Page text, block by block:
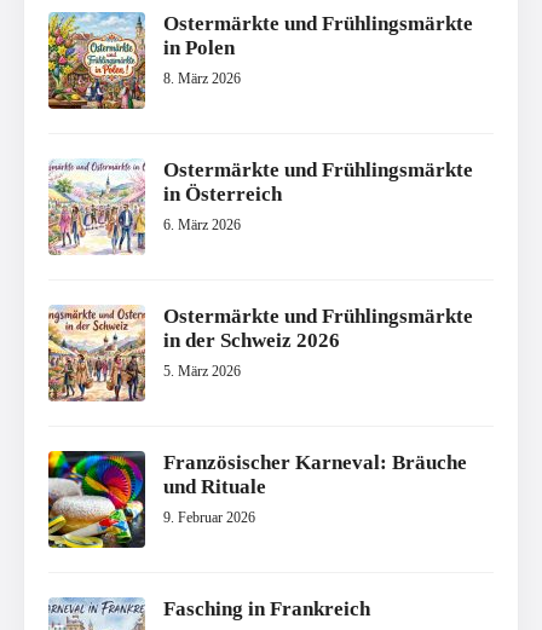
Ostermärkte und Frühlingsmärkte
in Polen
8. März 2026
Ostermärkte und Frühlingsmärkte
in Österreich
6. März 2026
Ostermärkte und Frühlingsmärkte
in der Schweiz 2026
5. März 2026
Französischer Karneval: Bräuche
und Rituale
9. Februar 2026
Fasching in Frankreich